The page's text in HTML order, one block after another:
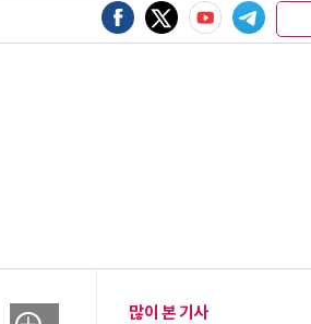
많이 본 기사